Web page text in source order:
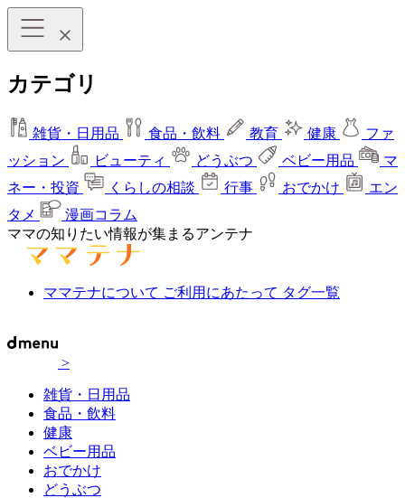
カテゴリ
雑貨・日用品 食品・飲料 教育 健康
ファ
ッション
ビューティ どうぶつ ベビー用品
マ
ネー・投資
くらしの相談 行事 おでかけ
エン
タメ
漫画コラム
ママの知りたい情報が集まるアンテナ
ママテナについて ご利用にあたって タグ一覧
>
雑貨・日用品
食品・飲料
健康
ベビー用品
おでかけ
どうぶつ